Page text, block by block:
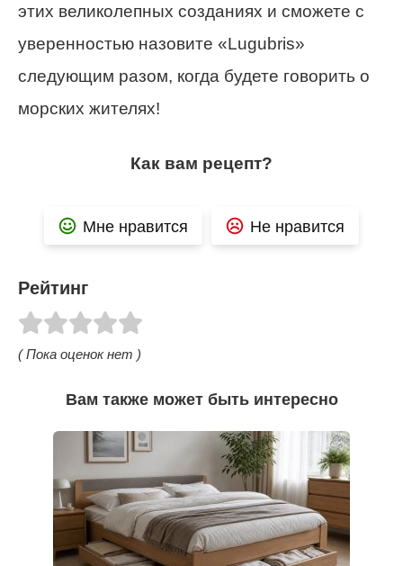
этих великолепных созданиях и сможете с
уверенностью назовите «Lugubris»
следующим разом, когда будете говорить о
морских жителях!
Как вам рецепт?
Мне нравится Не нравится
Рейтинг
( Пока оценок нет )
Вам также может быть интересно